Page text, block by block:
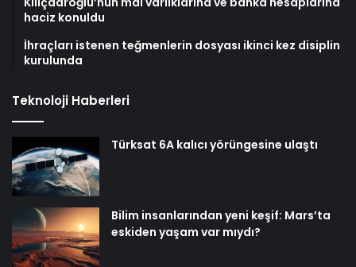
haciz konuldu
İhraçları istenen teğmenlerin dosyası ikinci kez disiplin
kurulunda
Teknoloji Haberleri
Türksat 6A kalıcı yörüngesine ulaştı
Bilim insanlarından yeni keşif: Mars’ta
eskiden yaşam var mıydı?